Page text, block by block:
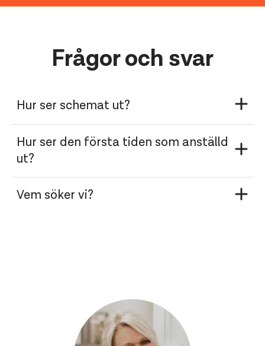
Frågor och svar
Hur ser schemat ut?
Hur ser den första tiden som anställd
ut?
Vem söker vi?